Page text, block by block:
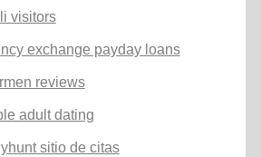
visitors
exchange payday loans
reviews
adult dating
sitio de citas